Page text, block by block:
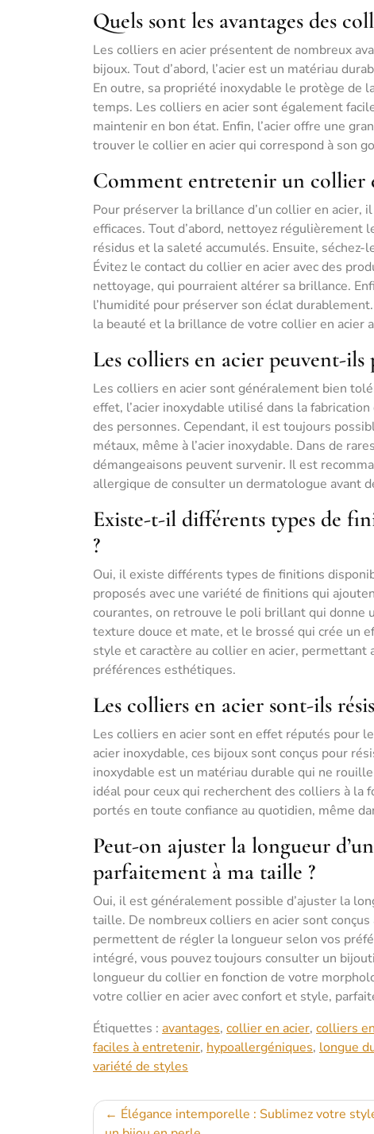
Quels sont les avantages des
Les colliers en acier présentent de nombreux
bijoux. Tout d’abord, l’acier est un matériau
En outre, sa propriété inoxydable le protège de
temps. Les colliers en acier sont également
maintenir en bon état. Enfin, l’acier offre une
trouver le collier en acier qui correspond à son
Comment entretenir un collier
Pour préserver la brillance d’un collier en
efficaces. Tout d’abord, nettoyez régulièrement
résidus et la saleté accumulés. Ensuite, séchez-
Évitez le contact du collier en acier avec des
nettoyage, qui pourraient altérer sa brillance.
l’humidité pour préserver son éclat
la beauté et la brillance de votre collier en acier
Les colliers en acier peuvent-ils
Les colliers en acier sont généralement bien
effet, l’acier inoxydable utilisé dans la
des personnes. Cependant, il est toujours
métaux, même à l’acier inoxydable. Dans de
démangeaisons peuvent survenir. Il est
allergique de consulter un dermatologue avant
Existe-t-il différents types de
?
Oui, il existe différents types de finitions
proposés avec une variété de finitions qui
courantes, on retrouve le poli brillant qui donne
texture douce et mate, et le brossé qui crée un
style et caractère au collier en acier, permettant
préférences esthétiques.
Les colliers en acier sont-ils
Les colliers en acier sont en effet réputés pour
acier inoxydable, ces bijoux sont conçus pour
inoxydable est un matériau durable qui ne
idéal pour ceux qui recherchent des colliers à
portés en toute confiance au quotidien, même
Peut-on ajuster la longueur
parfaitement à ma taille ?
Oui, il est généralement possible d’ajuster la
taille. De nombreux colliers en acier sont
permettent de régler la longueur selon vos
intégré, vous pouvez toujours consulter un
longueur du collier en fonction de votre
votre collier en acier avec confort et style,
Étiquettes : avantages, collier en acier, colliers
faciles à entretenir, hypoallergéniques, longue
variété de styles
Navigation
Élégance intemporelle : Sublimez votre